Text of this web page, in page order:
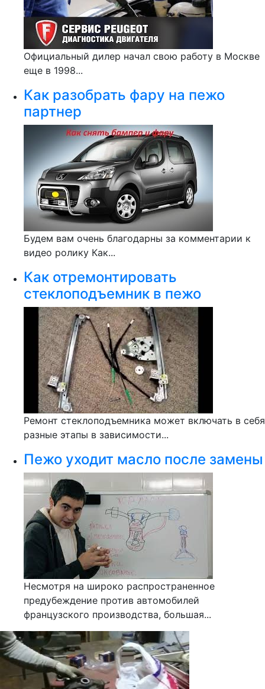
Официальный дилер начал свою работу в Москве
еще в 1998...
Как разобрать фару на пежо
партнер
Будем вам очень благодарны за комментарии к
видео ролику Как...
Как отремонтировать
стеклоподъемник в пежо
Ремонт стеклоподъемника может включать в себя
разные этапы в зависимости...
Пежо уходит масло после замены
Несмотря на широко распространенное
предубеждение против автомобилей
французского производства, большая...